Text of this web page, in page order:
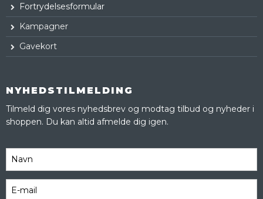
Fortrydelsesformular
Kampagner
Gavekort
NYHEDSTILMELDING
Tilmeld dig vores nyhedsbrev og modtag tilbud og nyheder i
shoppen. Du kan altid afmelde dig igen.